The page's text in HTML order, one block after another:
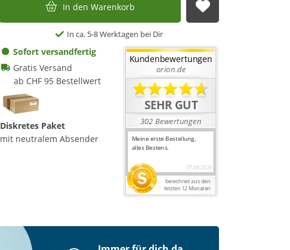
In den Warenkorb Auf die
In ca. 5-8 Werktagen bei Dir
Sofort versandfertig
Gratis Versand
ab CHF 95 Bestellwert
Diskretes Paket
mit neutralem Absender